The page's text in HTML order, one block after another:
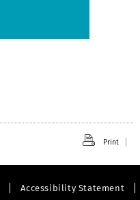
Print
Accessibility Statement